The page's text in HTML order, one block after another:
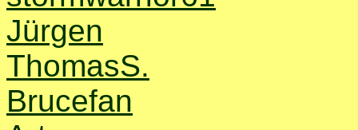
Jürgen
ThomasS.
Brucefan